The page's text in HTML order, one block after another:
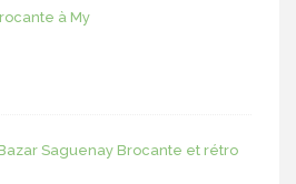
à My
Saguenay Brocante et rétro